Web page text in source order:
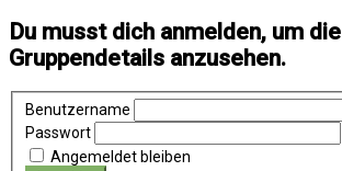
Du musst dich anmelden, um die
Gruppendetails anzusehen.
Benutzername
Passwort
Angemeldet bleiben